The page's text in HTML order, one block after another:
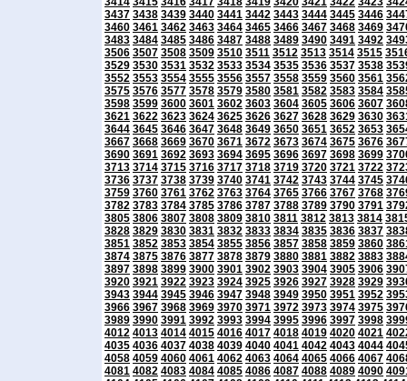
3437 3438 3439 3440 3441 3442 3443 3444 3445 3446
3460 3461 3462 3463 3464 3465 3466 3467 3468 3469
3483 3484 3485 3486 3487 3488 3489 3490 3491 3492
3506 3507 3508 3509 3510 3511 3512 3513 3514 3515
3529 3530 3531 3532 3533 3534 3535 3536 3537 3538
3552 3553 3554 3555 3556 3557 3558 3559 3560 3561
3575 3576 3577 3578 3579 3580 3581 3582 3583 3584
3598 3599 3600 3601 3602 3603 3604 3605 3606 3607
3621 3622 3623 3624 3625 3626 3627 3628 3629 3630
3644 3645 3646 3647 3648 3649 3650 3651 3652 3653
3667 3668 3669 3670 3671 3672 3673 3674 3675 3676
3690 3691 3692 3693 3694 3695 3696 3697 3698 3699
3713 3714 3715 3716 3717 3718 3719 3720 3721 3722
3736 3737 3738 3739 3740 3741 3742 3743 3744 3745
3759 3760 3761 3762 3763 3764 3765 3766 3767 3768
3782 3783 3784 3785 3786 3787 3788 3789 3790 3791
3805 3806 3807 3808 3809 3810 3811 3812 3813 3814
3828 3829 3830 3831 3832 3833 3834 3835 3836 3837
3851 3852 3853 3854 3855 3856 3857 3858 3859 3860
3874 3875 3876 3877 3878 3879 3880 3881 3882 3883
3897 3898 3899 3900 3901 3902 3903 3904 3905 3906
3920 3921 3922 3923 3924 3925 3926 3927 3928 3929
3943 3944 3945 3946 3947 3948 3949 3950 3951 3952
3966 3967 3968 3969 3970 3971 3972 3973 3974 3975
3989 3990 3991 3992 3993 3994 3995 3996 3997 3998
4012 4013 4014 4015 4016 4017 4018 4019 4020 4021
4035 4036 4037 4038 4039 4040 4041 4042 4043 4044
4058 4059 4060 4061 4062 4063 4064 4065 4066 4067
4081 4082 4083 4084 4085 4086 4087 4088 4089 4090